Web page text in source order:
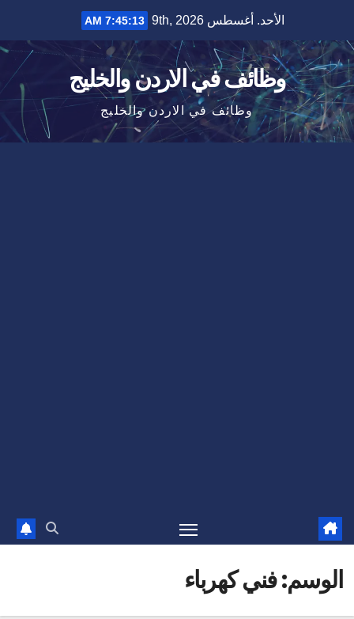
content
الأحد. أغسطس 9th, 2026 7:45:14 AM
وظائف في الاردن والخليج
وظائف في الاردن والخليج
الوسم:فني كهرباء